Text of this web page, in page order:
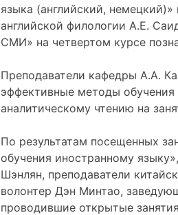
языка (английский,
английской филологии А.Е.
СМИ» на четвертом курсе
Преподаватели кафедры А.А.
эффективные методы обучения
аналитическому чтению на
По результатам посещенных
обучения иностранному
Шэнлян, преподаватели
волонтер Дэн Минтао,
проводившие открытые